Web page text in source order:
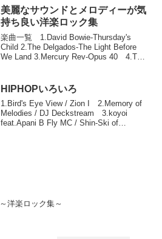
美麗なサウンドとメロディーが気
持ち良い洋楽ロック集
楽曲一覧 1.David Bowie-Thursday's
Child 2.The Delgados-The Light Before
We Land 3.Mercury Rev-Opus 40 4.The
HIPHOPいろいろ
1.Bird's Eye View / Zion I 2.Memory of
Melodies / DJ Deckstream 3.koyoi
feat.Apani B Fly MC / Shin-Ski of
～洋楽ロック集～